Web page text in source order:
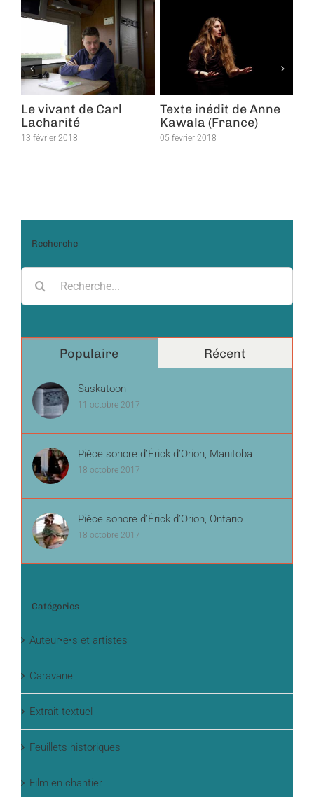
Carl
Texte inédit de Anne
Kawala (France)
Anne Kawala, la
poète en France
Recherche
Populaire Récent
Saskatoon
11 octobre 2017
Pièce sonore d’Érick d’Orion, Manitoba
18 octobre 2017
Pièce sonore d’Érick d’Orion, Ontario
18 octobre 2017
Catégories
Auteur•e•s et artistes
Caravane
Extrait textuel
Feuillets historiques
Film en chantier